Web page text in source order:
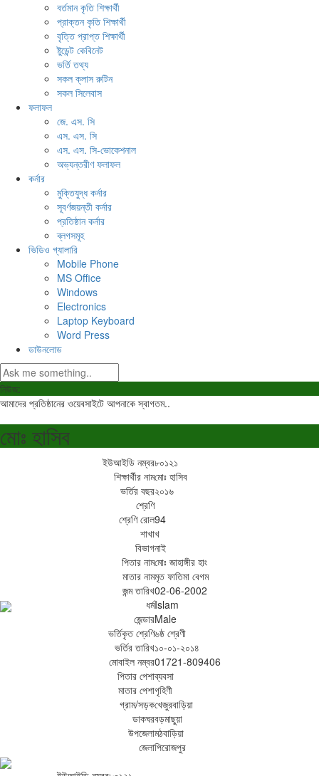
বর্তমান কৃতি শিক্ষার্থী
প্রাক্তন কৃতি শিক্ষার্থী
বৃত্তি প্রাপ্ত শিক্ষার্থী
ষ্টুডেন্ট কেবিনেট
ভর্তি তথ্য
সকল ক্লাস রুটিন
সকল সিলেবাস
ফলাফল
জে. এস. সি
এস. এস. সি
এস. এস. সি-ভোকেশনাল
অভ্যন্তরীণ ফলাফল
কর্নার
মুক্তিযুদ্ধ কর্নার
সূবর্ণজয়ন্তী কর্নার
প্রতিষ্ঠান কর্নার
ব্লগসমূহ
ভিডিও গ্যালারি
Mobile Phone
MS Office
Windows
Electronics
Laptop Keyboard
Word Press
ডাউনলোড
নিউজ:
আমাদের প্রতিষ্ঠানের ওয়েবসাইটে আপনাকে স্বাগতম..
মোঃ হাসিব
ইউআইডি নম্বর৮০১২১
শিক্ষার্থীর নামমোঃ হাসিব
ভর্তির বছর২০১৬
শ্রেণি
শ্রেণি রোল94
শাখাখ
বিভাগনাই
পিতার নামমোঃ জাহাঙ্গীর হাং
মাতার নামমৃত ফাতিমা বেগম
জন্ম তারিখ02-06-2002
ধর্মIslam
জেন্ডারMale
ভর্তিকৃত শ্রেণি৬ষ্ঠ শ্রেণী
ভর্তির তারিখ১০-০১-২০১৪
মোবাইল নম্বর01721-809406
পিতার পেশাব্যবসা
মাতার পেশাগৃহিণী
গ্রাম/সড়কখেজুরবাড়িয়া
ডাকঘরবড়মাছুয়া
উপজেলামঠবাড়িয়া
জেলাপিরোজপুর